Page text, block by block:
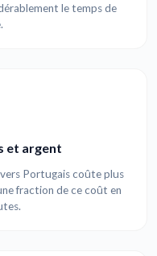
le temps de
et argent
Portugais coûte plus
fraction de ce coût en